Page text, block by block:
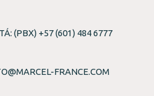
(PBX) +57 (601) 484 6777
FRANCE.COM